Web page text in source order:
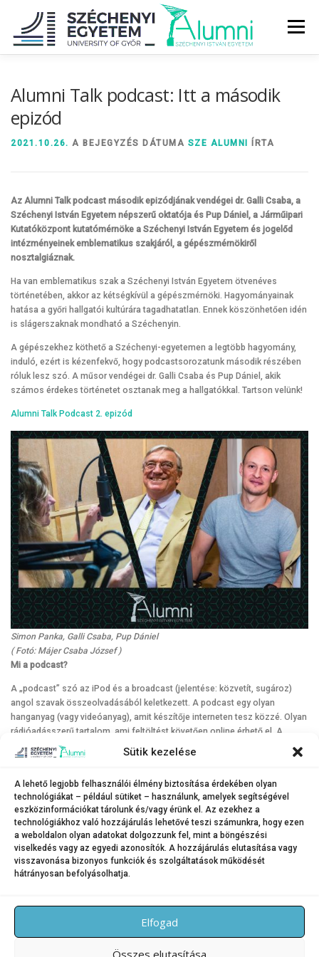
Sütik kezelése
A lehető legjobb felhasználói élmény biztosítása érdekében olyan
technológiákat – például sütiket – használunk, amelyek segítségével
eszközinformációkat tárolunk és/vagy érünk el. Az ezekhez a
technológiákhoz való hozzájárulás lehetővé teszi számunkra, hogy ezen
a weboldalon olyan adatokat dolgozzunk fel, mint a böngészési
viselkedés vagy az egyedi azonosítók. A hozzájárulás elutasítása vagy
visszavonása bizonyos funkciók és szolgáltatások működését
hátrányosan befolyásolhatja.
Elfogad
Összes elutasítása
tartalomhoz
Menü
DIPLOMÁN TÚL
Alumni Talk podcast: Itt a második
epizód
2021.10.26. A BEJEGYZÉS DÁTUMA SZE ALUMNI ÍRTA
Az Alumni Talk podcast második epizódjának vendégei dr. Galli Csaba, a
Széchenyi István Egyetem népszerű oktatója és Pup Dániel, a Járműipari
Kutatóközpont kutatómérnöke a Széchenyi István Egyetem és jogelőd
intézményeinek emblematikus szakjáról, a gépészmérnökiről
nosztalgiáznak.
Ha van emblematikus szak a Széchenyi István Egyetem ötvenéves
történetében, akkor az kétségkívül a gépészmérnöki. Hagyományainak
hatása a győri hallgatói kultúrára tagadhatatlan. Ennek köszönhetően idén
is slágerszaknak mondható a Széchenyin.
A gépészekhez köthető a Széchenyi-egyetemen a legtöbb hagyomány,
induló, ezért is kézenfekvő, hogy podcastsorozatunk második részében
róluk lesz szó. A műsor vendégei dr. Galli Csaba és Pup Dániel, akik
számos érdekes történetet osztanak meg a hallgatókkal. Tartson velünk!
Alumni Talk Podcast 2. epizód
Simon Panka, Galli Csaba, Pup Dániel
( Fotó: Májer Csaba József )
Mi a podcast?
A „podcast” szó az iPod és a broadcast (jelentése: közvetít, sugároz)
angol szavak összeolvadásából keletkezett. A podcast egy olyan
hanganyag (vagy videóanyag), amit készítője interneten tesz közzé. Olyan
rádióadásszerű tartalom, ami feltöltést követően online érhető el. A
közzétett epizódok nem csak meghallgathatóak, hanem általában
letölthetőek is.
Témajavaslata van?
Ha megosztaná véleményét, vendégjavaslatait vagy témaötleteit az
Alumni Talk podcast készítőivel, írja meg az alumni@sze.hu e-mail-címre.
Múlt, jelen, jövő – Együtt megbeszéljük!
KATEGÓRIA:HÍREK